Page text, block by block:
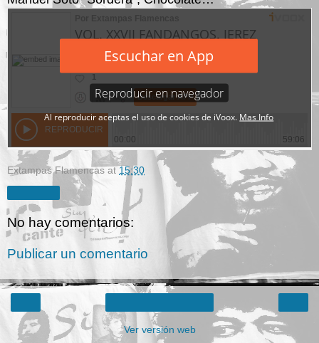
Extampas Flamencas at15:30
No hay comentarios:
Publicar un comentario
Ver versión web